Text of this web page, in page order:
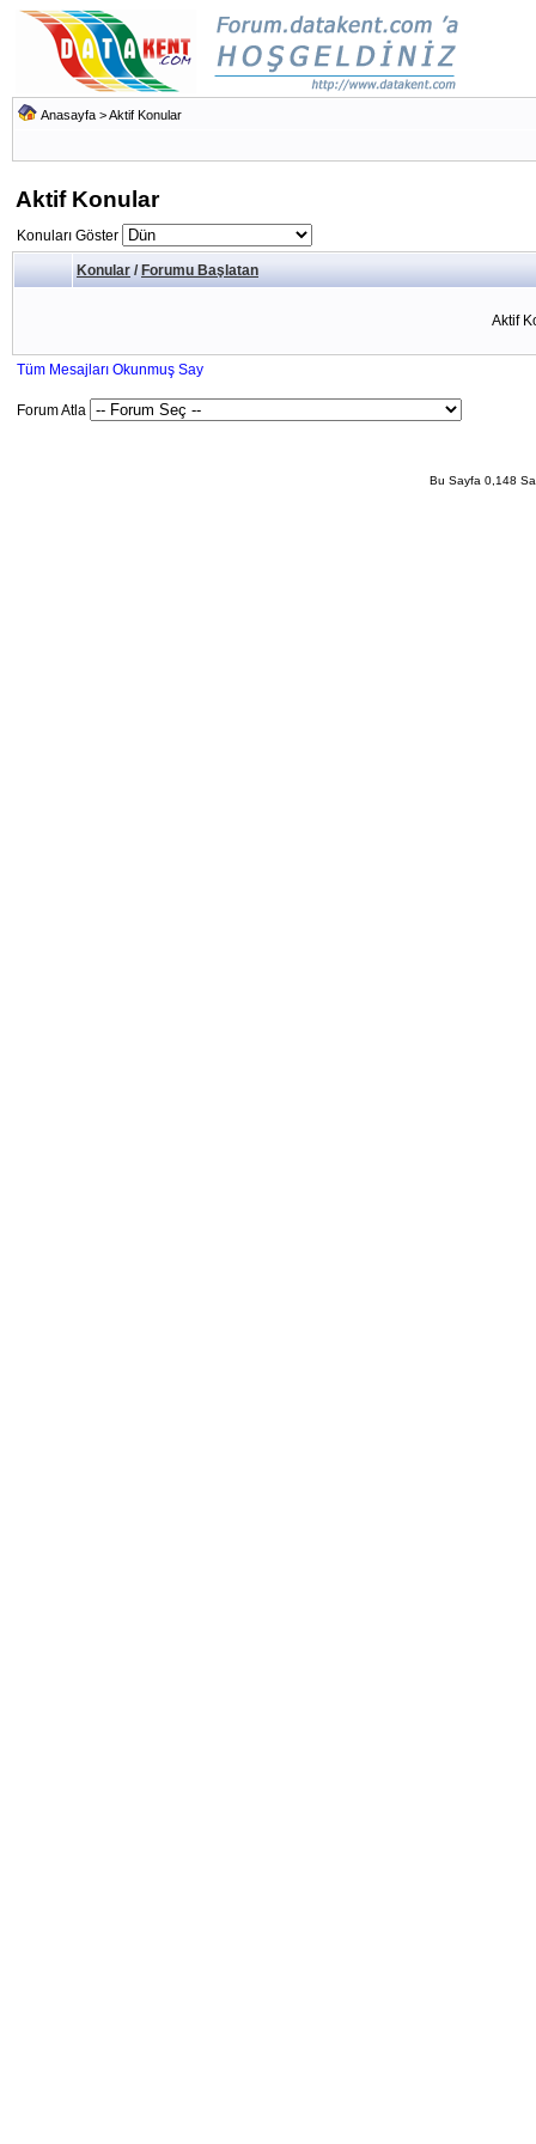
Anasayfa >Aktif Konular
Aktif Konular
Konuları Göster
Konular / Forumu Başlatan
Aktif
Tüm Mesajları Okunmuş Say
Forum Atla
Bu Sayfa 0,148